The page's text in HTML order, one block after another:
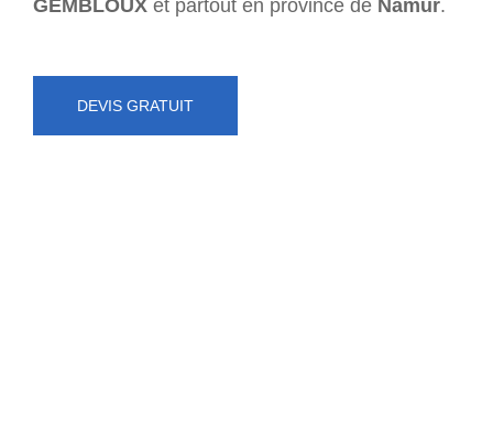
GEMBLOUX et partout en province de Namur.
DEVIS GRATUIT